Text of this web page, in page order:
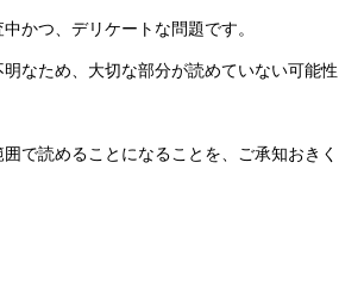
かつ、デリケートな問題です。
明なため、大切な部分が読めていない可能性
で読めることになることを、ご承知おきく